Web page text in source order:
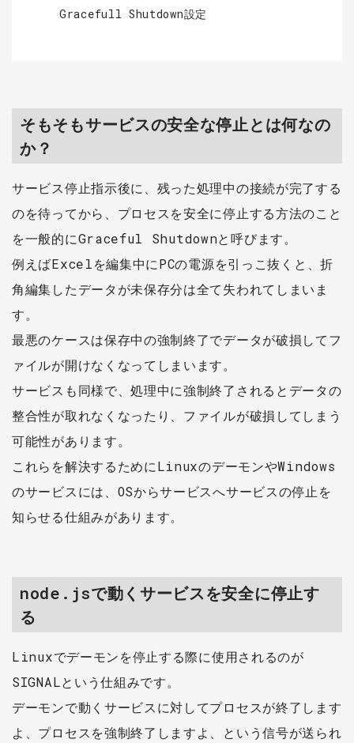
Gracefull Shutdown設定
そもそもサービスの安全な停止とは何なの
か？
サービス停止指示後に、残った処理中の接続が完了する
のを待ってから、プロセスを安全に停止する方法のこと
を一般的にGraceful Shutdownと呼びます。
例えばExcelを編集中にPCの電源を引っこ抜くと、折
角編集したデータが未保存分は全て失われてしまいま
す。
最悪のケースは保存中の強制終了でデータが破損してフ
ァイルが開けなくなってしまいます。
サービスも同様で、処理中に強制終了されるとデータの
整合性が取れなくなったり、ファイルが破損してしまう
可能性があります。
これらを解決するためにLinuxのデーモンやWindows
のサービスには、OSからサービスへサービスの停止を
知らせる仕組みがあります。​
node.jsで動くサービスを安全に停止す
る
Linuxでデーモンを停止する際に使用されるのが
SIGNALという仕組みです。
デーモンで動くサービスに対してプロセスが終了します
よ、プロセスを強制終了しますよ、という信号が送られ